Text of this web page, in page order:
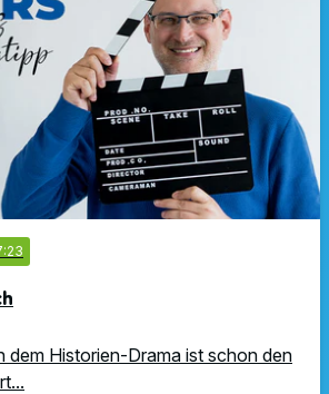
dem Historien-Drama ist schon den